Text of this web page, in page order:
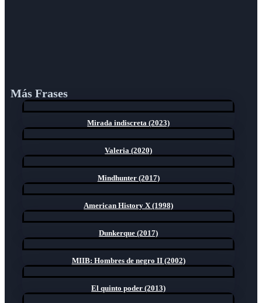
Más Frases
Mirada indiscreta (2023)
Valeria (2020)
Mindhunter (2017)
American History X (1998)
Dunkerque (2017)
MIIB: Hombres de negro II (2002)
El quinto poder (2013)